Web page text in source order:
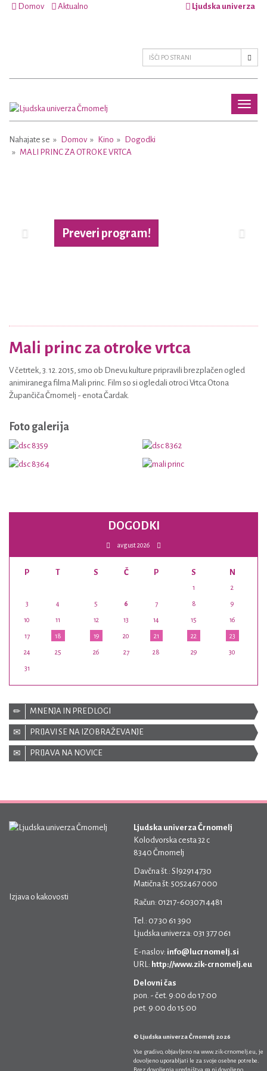
Domov Aktualno Ljudska univerza
Nahajate se Domov Kino
Dogodki
MALI PRINC ZA OTROKE VRTCA
Preveri program!
Mali princ za otroke vrtca
V četrtek, 3. 12. 2015, smo ob Dnevu kulture pripravili brezplačen ogled
animiranega filma Mali princ. Film so si ogledali otroci Vrtca Otona
Župančiča Črnomelj - enota Čardak.
Foto galerija
DOGODKI
avgust 2026
P T S Č P S N
1 2
3 4 5 6 7 8 9
10 11 12 13 14 15 16
17 18 19 20 21 22 23
24 25 26 27 28 29 30
31
MNENJA IN PREDLOGI
PRIJAVI SE NA IZOBRAŽEVANJE
PRIJAVA NA NOVICE
Izjava o kakovosti
Ljudska univerza Črnomelj
Kolodvorska cesta 32 c
8340 Črnomelj
Davčna št.: SI92914730
Matična št: 5052467 000
Račun: 01217-6030714481
Tel.: 07 30 61 390
Ljudska univerza: 031 377 061
E-naslov: info@lucrnomelj.si
URL: http://www.zik-crnomelj.eu
Delovni čas
pon. - čet. 9:00 do 17:00
pet. 9:00 do 15:00
© Ljudska univerza Črnomelj 2026
Vse gradivo, objavljeno na www.zik-crnomelj.eu , je
dovoljeno uporabljati le za svoje osebne potrebe.
Brez dovoljenja uredništva ga ni dovoljeno